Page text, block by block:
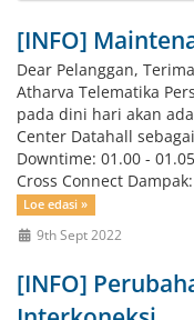
[INFO]
Dear Pelanggan,
Atharva Telematika
pada dini hari akan
Center Datahall
Downtime: 01.00 -
Cross Connect
Loe edasi »
9th Sept 2022
[INFO]